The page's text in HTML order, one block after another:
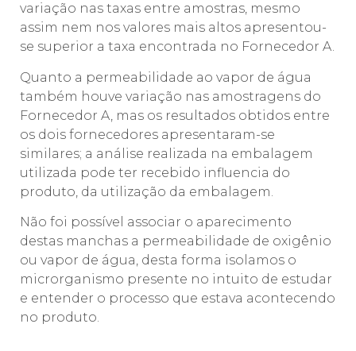
variação nas taxas entre amostras, mesmo
assim nem nos valores mais altos apresentou-
se superior a taxa encontrada no Fornecedor A.
Quanto a permeabilidade ao vapor de água
também houve variação nas amostragens do
Fornecedor A, mas os resultados obtidos entre
os dois fornecedores apresentaram-se
similares; a análise realizada na embalagem
utilizada pode ter recebido influencia do
produto, da utilização da embalagem.
Não foi possível associar o aparecimento
destas manchas a permeabilidade de oxigênio
ou vapor de água, desta forma isolamos o
microrganismo presente no intuito de estudar
e entender o processo que estava acontecendo
no produto.